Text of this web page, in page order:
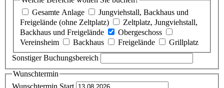
Gesamte Anlage
Jungviehstall, Backhaus und
Freigelände (ohne Zeltplatz)
Zeltplatz, Jungviehstall,
Backhaus und Freigelände
Obergeschoss
Vereinsheim
Backhaus Freigelände
Grillplatz
Sonstiger Buchungsbereich
Wunschtermin
Wunschtermin Start